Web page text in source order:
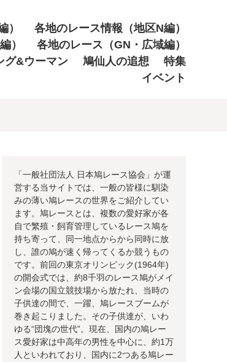
）
各地のレース情報（地区N編）
）
各地のレース（GN・広域編）
グ&ウーマン 鳩仙人の追想
特集
イベント
「一般社団法人 日本鳩レース協会」が運
営する当サイトでは、一般の皆様に馴染
みの薄い鳩レースの世界をご紹介してい
ます。鳩レースとは、複数の愛好家が各
自で繁殖・飼育管理しているレース鳩を
持ち寄って、同一地点からから同時に放
し、誰の鳩が速く帰ってくるか競うもの
です。前回の東京オリンピック(1964年)
の開会式では、約8千羽のレース鳩がメイ
ン会場の国立競技場から放たれ、当時の
子供達の間で、一躍、鳩レースブームが
巻き起こりました。その子供達が、いわ
ゆる“団塊の世代”。現在、国内の鳩レー
ス愛好家は中高年の男性を中心に、約1万
人といわれており、国内に2つある鳩レー